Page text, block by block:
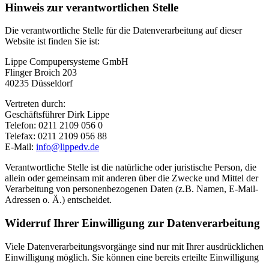
Hinweis zur verantwortlichen Stelle
Die verantwortliche Stelle für die Datenverarbeitung auf dieser
Website ist finden Sie ist:
Lippe Compupersysteme GmbH
Flinger Broich 203
40235 Düsseldorf
Vertreten durch:
Geschäftsführer Dirk Lippe
Telefon: 0211 2109 056 0
Telefax: 0211 2109 056 88
E-Mail: info@lippedv.de
Verantwortliche Stelle ist die natürliche oder juristische Person, die
allein oder gemeinsam mit anderen über die Zwecke und Mittel der
Verarbeitung von personenbezogenen Daten (z.B. Namen, E-Mail-
Adressen o. Ä.) entscheidet.
Widerruf Ihrer Einwilligung zur Datenverarbeitung
Viele Datenverarbeitungsvorgänge sind nur mit Ihrer ausdrücklichen
Einwilligung möglich. Sie können eine bereits erteilte Einwilligung